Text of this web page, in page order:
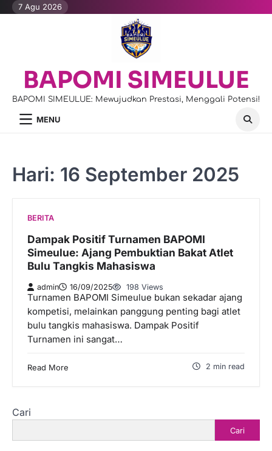
Skip7 Agu 2026
BAPOMI SIMEULUE
BAPOMI SIMEULUE: Mewujudkan Prestasi, Menggali Potensi!
MENU
Hari: 16 September 2025
BERITA
Dampak Positif Turnamen BAPOMI
Simeulue: Ajang Pembuktian Bakat Atlet
Bulu Tangkis Mahasiswa
admin 16/09/2025 198 Views
Turnamen BAPOMI Simeulue bukan sekadar ajang
kompetisi, melainkan panggung penting bagi atlet
bulu tangkis mahasiswa. Dampak Positif
Turnamen ini sangat…
Read More 2 min read
Cari
Cari